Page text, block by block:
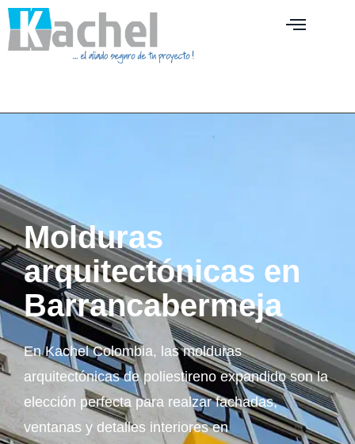
Molduras
arquitectónicas en
Barrancabermeja
En Kachel Colombia, las molduras
arquitectónicas de poliestireno expandido son la
elección perfecta para realzar fachadas,
ventanas y detalles interiores en